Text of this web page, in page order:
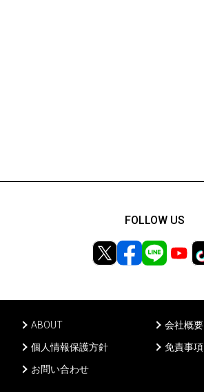
ABOUT
会社概要
個人情報保護方針
免責事項
お問い合わせ
FOLLOW US